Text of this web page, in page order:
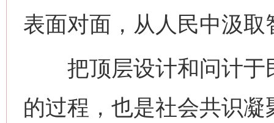
表面对面，从人民中汲取
把顶层设计和问计于
的过程，也是社会共识